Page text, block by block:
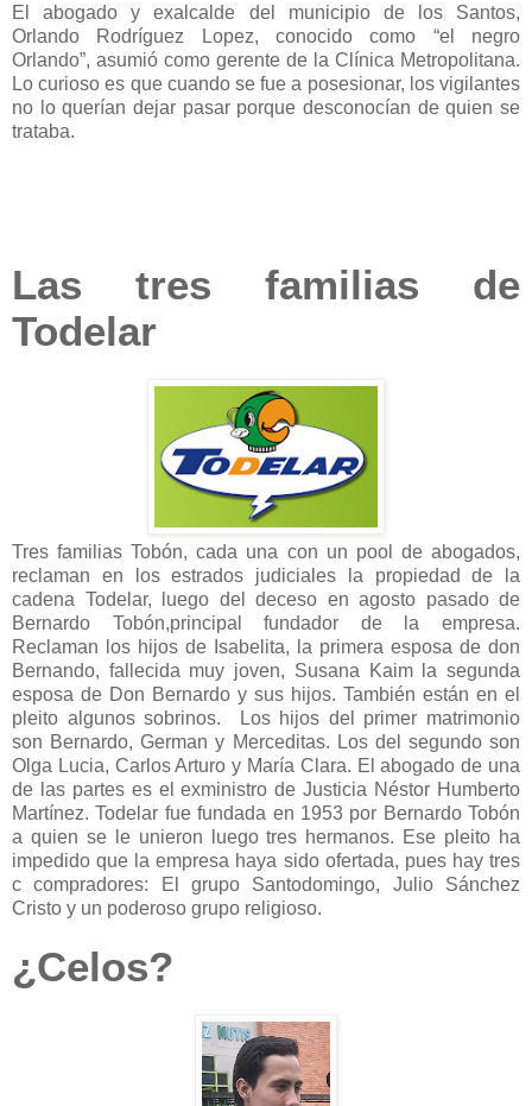
El abogado y exalcalde del municipio de los Santos,
Orlando Rodríguez Lopez, conocido como “el negro
Orlando”, asumió como gerente de la Clínica Metropolitana.
Lo curioso es que cuando se fue a posesionar, los vigilantes
no lo querían dejar pasar porque desconocían de quien se
trataba.
Las tres familias de
Todelar
Tres familias Tobón, cada una con un pool de abogados,
reclaman en los estrados judiciales la propiedad de la
cadena Todelar, luego del deceso en agosto pasado de
Bernardo Tobón,principal fundador de la empresa.
Reclaman los hijos de Isabelita, la primera esposa de don
Bernando, fallecida muy joven, Susana Kaim la segunda
esposa de Don Bernardo y sus hijos. También están en el
pleito algunos sobrinos. Los hijos del primer matrimonio
son Bernardo, German y Merceditas. Los del segundo son
Olga Lucia, Carlos Arturo y María Clara. El abogado de una
de las partes es el exministro de Justicia Néstor Humberto
Martínez. Todelar fue fundada en 1953 por Bernardo Tobón
a quien se le unieron luego tres hermanos. Ese pleito ha
impedido que la empresa haya sido ofertada, pues hay tres
c compradores: El grupo Santodomingo, Julio Sánchez
Cristo y un poderoso grupo religioso.
¿Celos?